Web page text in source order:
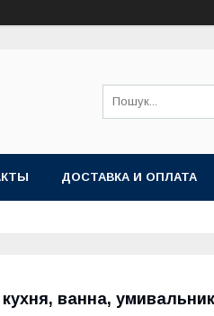
ДОСТАВКА И ОПЛАТА
кухня, ванна,